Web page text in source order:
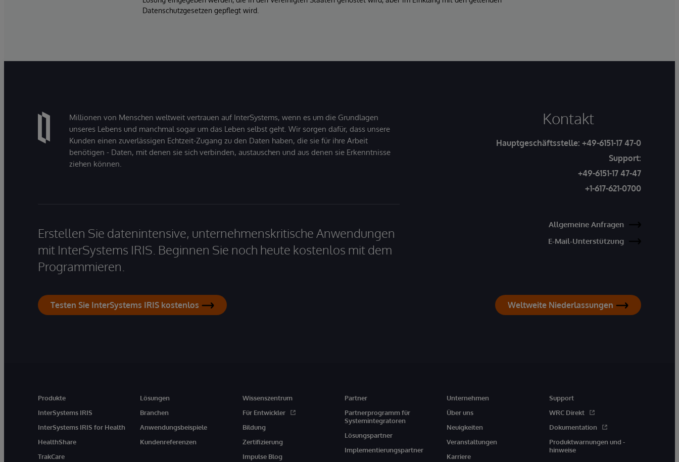
Datenschutzgesetzen gepflegt wird.
Millionen von Menschen weltweit vertrauen auf InterSystems, wenn es um die Grundlagen
unseres Lebens und manchmal sogar um das Leben selbst geht. Wir sorgen dafür, dass unsere
Kunden einen zuverlässigen Echtzeit-Zugang zu den Daten haben, die sie für ihre Arbeit
benötigen - Daten, mit denen sie sich verbinden, austauschen und aus denen sie Erkenntnisse
ziehen können.
Erstellen Sie datenintensive, unternehmenskritische Anwendungen
mit InterSystems IRIS. Beginnen Sie noch heute kostenlos mit dem
Programmieren.
Testen Sie InterSystems IRIS kostenlos
Kontakt
Hauptgeschäftsstelle: +49-6151-17 47-0
Support:
+49-6151-17 47-47
+1-617-621-0700
Allgemeine Anfragen
E-Mail-Unterstützung
Weltweite Niederlassungen
Produkte
InterSystems IRIS
InterSystems IRIS for Health
HealthShare
TrakCare
Lösungen
Branchen
Anwendungsbeispiele
Kundenreferenzen
Wissenszentrum
Für Entwickler
Bildung
Zertifizierung
Impulse Blog
Partner
Partnerprogramm für
Systemintegratoren
Lösungspartner
Implementierungspartner
Unternehmen
Über uns
Neuigkeiten
Veranstaltungen
Karriere
Support
WRC Direkt
Dokumentation
Produktwarnungen und -
hinweise